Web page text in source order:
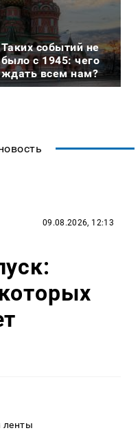
Таких событий не
было с 1945: чего
ждать всем нам?
09.08.2026, 12:13
ленты